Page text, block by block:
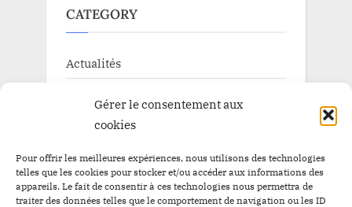
Gérer le consentement aux
cookies
Pour offrir les meilleures expériences, nous utilisons des technologies
telles que les cookies pour stocker et/ou accéder aux informations des
appareils. Le fait de consentir à ces technologies nous permettra de
traiter des données telles que le comportement de navigation ou les ID
CATEGORY
Actualités
Pépite à la une
Pépite à la une BitBankCoin